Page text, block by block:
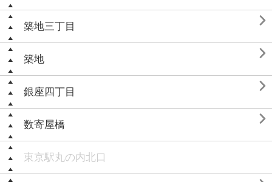
築地三丁目 
築地 
銀座四丁目 
数寄屋橋 
東京駅丸の内北口